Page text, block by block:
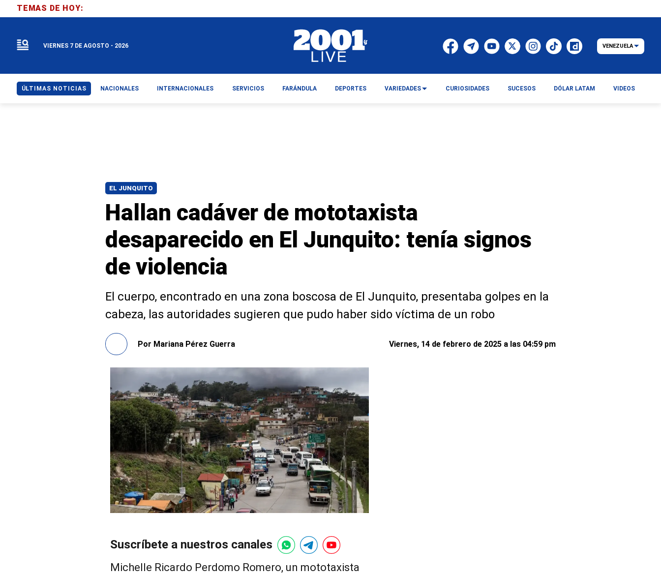
EL JUNQUITO
Hallan cadáver de mototaxista
desaparecido en El Junquito: tenía signos
de violencia
El cuerpo, encontrado en una zona boscosa de El Junquito, presentaba golpes en la
cabeza, las autoridades sugieren que pudo haber sido víctima de un robo
Por Mariana Pérez Guerra Viernes, 14 de febrero de 2025 a las 04:59 pm
Suscríbete a nuestros canales
Michelle Ricardo Perdomo Romero, un mototaxista
TEMAS DE HOY:
VIERNES 7 DE AGOSTO - 2026 VENEZUELA
ÚLTIMAS NOTICIAS NACIONALES INTERNACIONALES SERVICIOS FARÁNDULA DEPORTES VARIEDADES CURIOSIDADES SUCESOS DÓLAR LATAM VIDEOS